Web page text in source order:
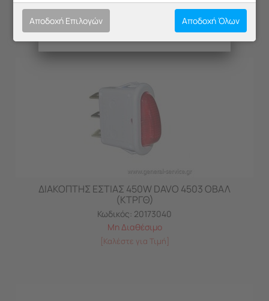
ΔΙΑΚΟΠΤΗΣ ΕΣΤΙΑΣ 450W DAVO 4503 ΟΒΑΛ
(ΚΤΡΓΘ)
Κωδικός: 20173040
Μη Διαθέσιμο
[Καλέστε για Τιμή]
Αποδοχή Επιλογών Αποδοχή Όλων
κατανόηση και σας ευχόμαστε καλό